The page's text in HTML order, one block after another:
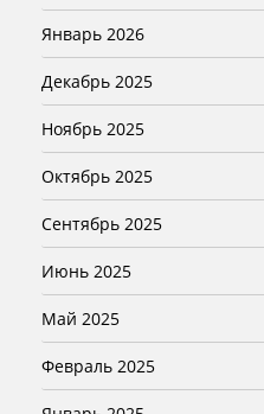
Январь 2026
Декабрь 2025
Ноябрь 2025
Октябрь 2025
Сентябрь 2025
Июнь 2025
Май 2025
Февраль 2025